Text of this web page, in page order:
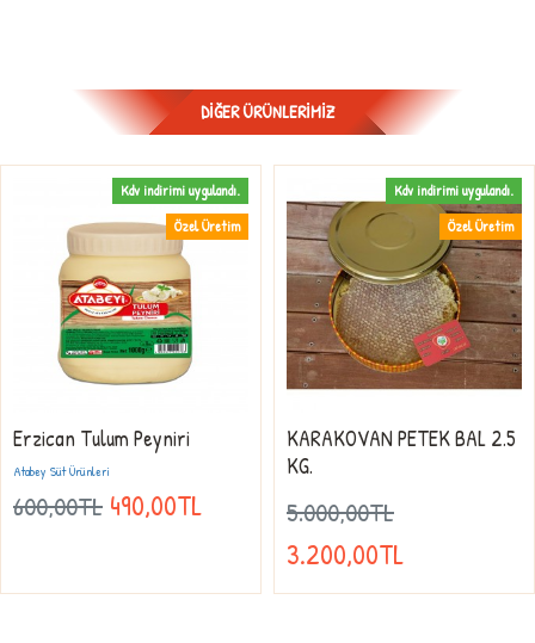
DIĞER ÜRÜNLERIMIZ
Özel Üretim
Kdv indirimi uygulandı.
Atabey Süt Ürünleri
Erzican Tulum Peyniri
600,00TL 490,00TL
Özel Üretim
Kdv indirimi uygulandı.
KARAKOVAN PETEK BAL 2.5
KG.
5.000,00TL
3.200,00TL